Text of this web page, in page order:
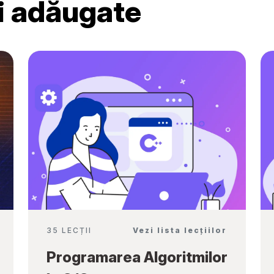
adăugate
35 LECȚII Vezi lista lecțiilor
Programarea Algoritmilor